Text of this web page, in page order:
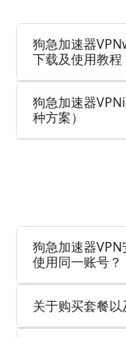
狗急加速器
下载及使用教程
狗急加速器
种方案）
狗急加速器
使用同一账号？
关于购买套餐